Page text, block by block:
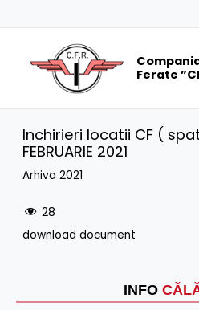
Ferate
INFO
Inchirieri locatii CF (
FEBRUARIE 2021
Arhiva 2021
28
download document